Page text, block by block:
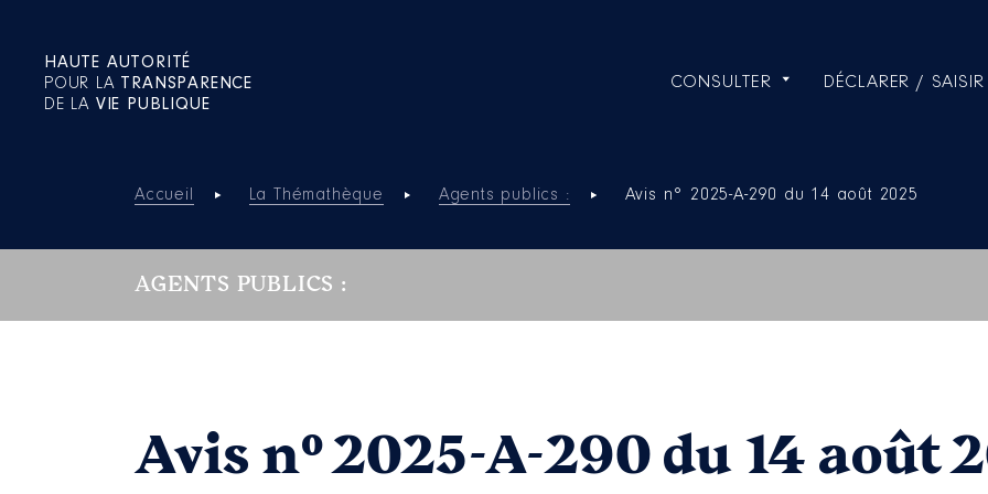
HAUTE AUTORITÉ
POUR LA TRANSPARENCE
DE LA VIE PUBLIQUE
CONSULTER DÉCLARER / SAISIR
Accueil La Thémathèque Agents publics : Avis n° 2025-A-290 du 14 août 2025
AGENTS PUBLICS :
Avis n° 2025-A-290 du 14 août